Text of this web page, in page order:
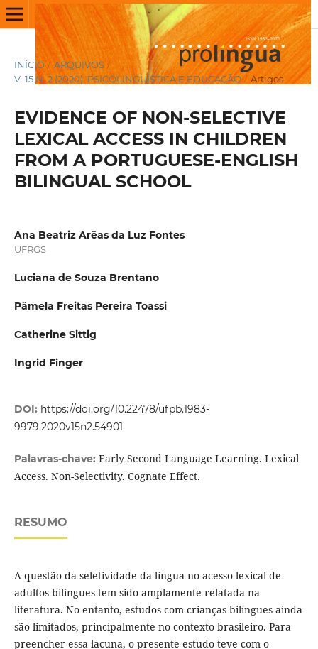
INÍCIO / ARQUIVOS /
V. 15 N. 2 (2020): PSICOLINGUÍSTICA E EDUCAÇÃO / Artigos
EVIDENCE OF NON-SELECTIVE
LEXICAL ACCESS IN CHILDREN
FROM A PORTUGUESE-ENGLISH
BILINGUAL SCHOOL
Ana Beatriz Arêas da Luz Fontes
UFRGS
Luciana de Souza Brentano
Pâmela Freitas Pereira Toassi
Catherine Sittig
Ingrid Finger
DOI: https://doi.org/10.22478/ufpb.1983-
9979.2020v15n2.54901
Palavras-chave: Early Second Language Learning. Lexical
Access. Non-Selectivity. Cognate Effect.
RESUMO
A questão da seletividade da língua no acesso lexical de
adultos bilíngues tem sido amplamente relatada na
literatura. No entanto, estudos com crianças bilíngues ainda
são limitados, principalmente no contexto brasileiro. Para
preencher essa lacuna, o presente estudo teve com o